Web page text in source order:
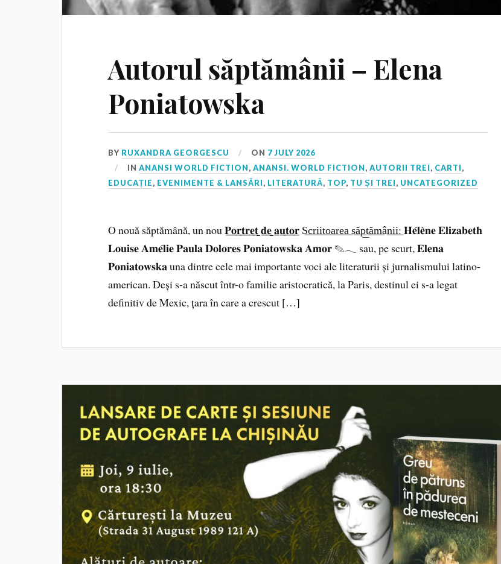
Autorul săptămânii – Elena
Poniatowska
BY RUXANDRA GEORGESCU ON 7 JULY 2026
INANANSI WORLD FICTION,ANANSI. WORLD FICTION,AUTORII TREI, CARTI,
EDUCAȚIE, EVENIMENTE & LANSĂRI, LITERATURĂ, TOP, TU ȘI TREI, UNCATEGORIZED
O nouă săptămână, un nou 𝐏̲𝐨̲𝐫̲𝐭̲𝐫̲𝐞̲𝐭̲ ̲𝐝̲𝐞̲ ̲𝐚̲𝐮̲𝐭̲𝐨̲𝐫̲ S͟c͟r͟i͟i͟t͟o͟a͟r͟e͟a͟ s͟ă͟p͟t͟ă͟m͟â͟n͟i͟i͟: 𝐇𝐞́𝐥𝐞̀𝐧𝐞 𝐄𝐥𝐢𝐳𝐚𝐛𝐞𝐭𝐡
𝐋𝐨𝐮𝐢𝐬𝐞 𝐀𝐦𝐞́𝐥𝐢𝐞 𝐏𝐚𝐮𝐥𝐚 𝐃𝐨𝐥𝐨𝐫𝐞𝐬 𝐏𝐨𝐧𝐢𝐚𝐭𝐨𝐰𝐬𝐤𝐚 𝐀𝐦𝐨𝐫 ✎𓂃 sau, pe scurt, 𝐄𝐥𝐞𝐧𝐚
𝐏𝐨𝐧𝐢𝐚𝐭𝐨𝐰𝐬𝐤𝐚 una dintre cele mai importante voci ale literaturii și jurnalismului latino-
american. Deși s-a născut într-o familie aristocratică, la Paris, destinul ei s-a legat
definitiv de Mexic, țara în care a crescut […]